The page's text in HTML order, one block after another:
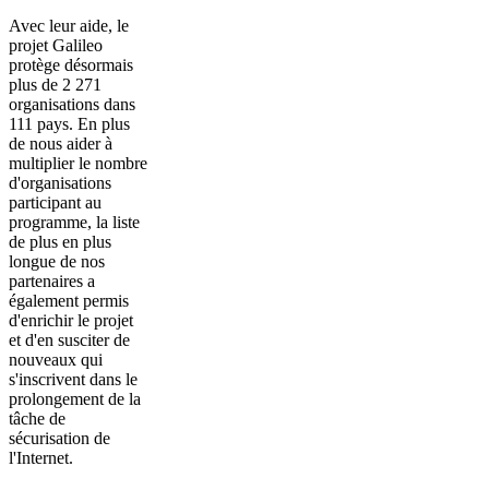
Avec leur aide, le
projet Galileo
protège désormais
plus de 2 271
organisations dans
111 pays. En plus
de nous aider à
multiplier le nombre
d'organisations
participant au
programme, la liste
de plus en plus
longue de nos
partenaires a
également permis
d'enrichir le projet
et d'en susciter de
nouveaux qui
s'inscrivent dans le
prolongement de la
tâche de
sécurisation de
l'Internet.